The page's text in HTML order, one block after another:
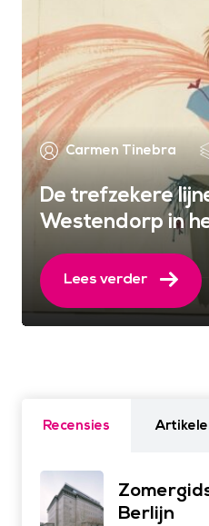
Carmen Tinebra
De trefzekere
Westendorp in
Lees verder
Recensies
Berlijn